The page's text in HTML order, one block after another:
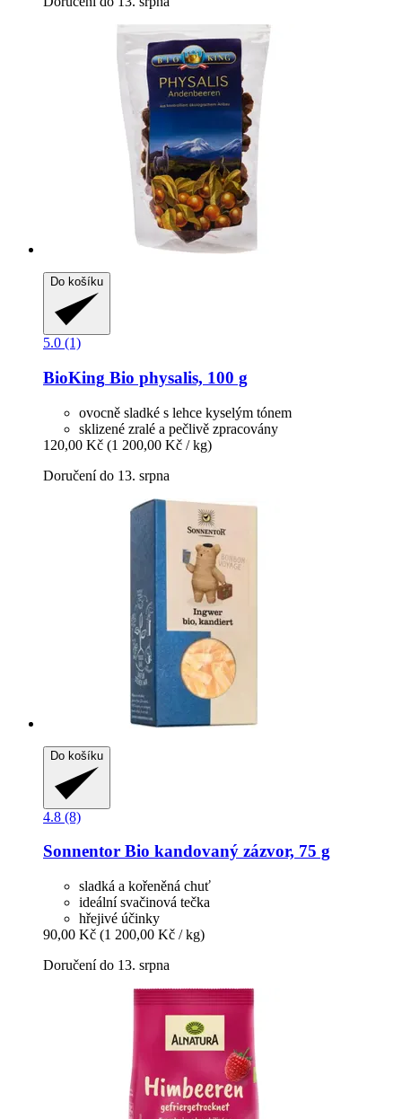
Do košíku
5.0 (1)
BioKing Bio physalis, 100 g
ovocně sladké s lehce kyselým tónem
sklizené zralé a pečlivě zpracovány
120,00 Kč (1 200,00 Kč / kg)
Doručení do 13. srpna
Do košíku
4.8 (8)
Sonnentor Bio kandovaný zázvor, 75 g
sladká a kořeněná chuť
ideální svačinová tečka
hřejivé účinky
90,00 Kč (1 200,00 Kč / kg)
Doručení do 13. srpna